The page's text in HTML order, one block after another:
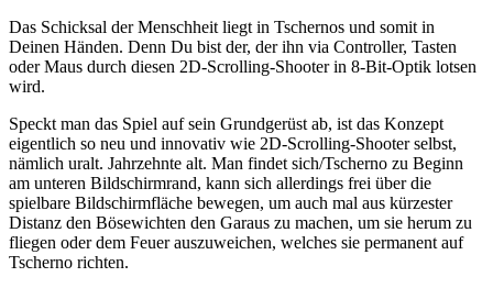
Das Schicksal der Menschheit liegt in Tschernos und somit in
Deinen Händen. Denn Du bist der, der ihn via Controller, Tasten
oder Maus durch diesen 2D-Scrolling-Shooter in 8-Bit-Optik lotsen
wird.
Speckt man das Spiel auf sein Grundgerüst ab, ist das Konzept
eigentlich so neu und innovativ wie 2D-Scrolling-Shooter selbst,
nämlich uralt. Jahrzehnte alt. Man findet sich/Tscherno zu Beginn
am unteren Bildschirmrand, kann sich allerdings frei über die
spielbare Bildschirmfläche bewegen, um auch mal aus kürzester
Distanz den Bösewichten den Garaus zu machen, um sie herum zu
fliegen oder dem Feuer auszuweichen, welches sie permanent auf
Tscherno richten.